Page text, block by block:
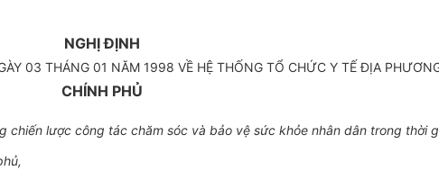
NGHỊ ĐỊNH
03 THÁNG 01 NĂM 1998 VỀ HỆ THỐNG TỔ CHỨC Y TẾ ĐỊA
CHÍNH PHỦ
lược công tác chăm sóc và bảo vệ sức khỏe nhân dân trong thời